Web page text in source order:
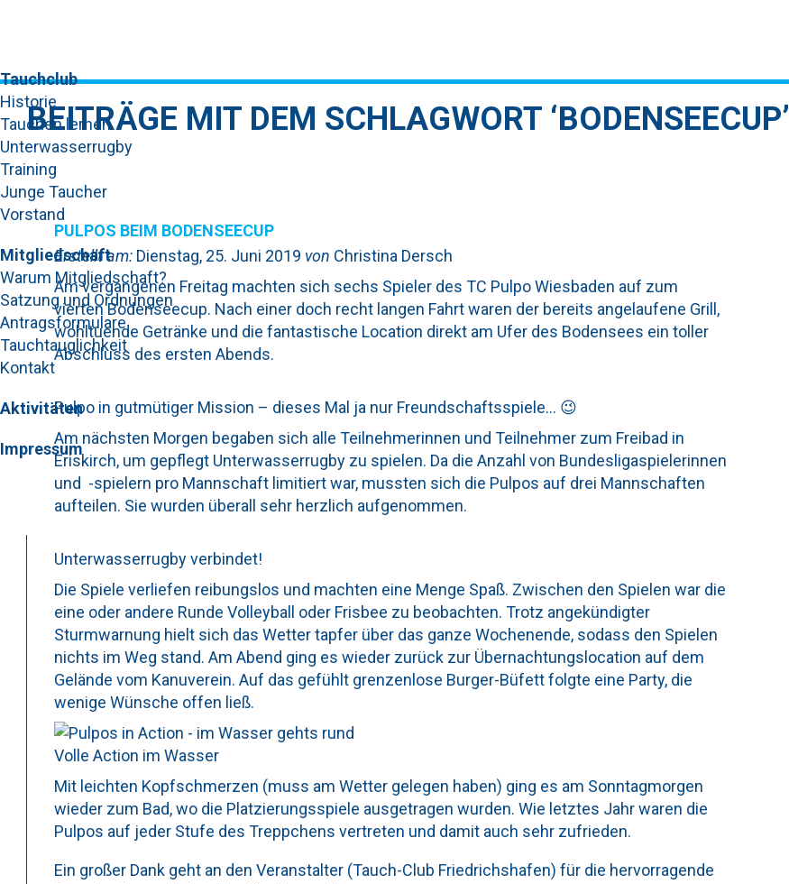
Tauchclub
Historie
Tauchen lernen
Unterwasserrugby
Training
Junge Taucher
Vorstand
Mitgliedschaft
Warum Mitgliedschaft?
Satzung und Ordnungen
Antragsformulare
Tauchtauglichkeit
Kontakt
Aktivitäten
Impressum
BEITRÄGE MIT DEM SCHLAGWORT ‘BODENSEECUP’
PULPOS BEIM BODENSEECUP
Erstellt am: Dienstag, 25. Juni 2019 von Christina Dersch
Am vergangenen Freitag machten sich sechs Spieler des TC Pulpo Wiesbaden auf zum
vierten Bodenseecup. Nach einer doch recht langen Fahrt waren der bereits angelaufene Grill,
wohltuende Getränke und die fantastische Location direkt am Ufer des Bodensees ein toller
Abschluss des ersten Abends.
Pulpo in gutmütiger Mission – dieses Mal ja nur Freundschaftsspiele… 😉
Am nächsten Morgen begaben sich alle Teilnehmerinnen und Teilnehmer zum Freibad in
Eriskirch, um gepflegt Unterwasserrugby zu spielen. Da die Anzahl von Bundesligaspielerinnen
und -spielern pro Mannschaft limitiert war, mussten sich die Pulpos auf drei Mannschaften
aufteilen. Sie wurden überall sehr herzlich aufgenommen.
Unterwasserrugby verbindet!
Die Spiele verliefen reibungslos und machten eine Menge Spaß. Zwischen den Spielen war die
eine oder andere Runde Volleyball oder Frisbee zu beobachten. Trotz angekündigter
Sturmwarnung hielt sich das Wetter tapfer über das ganze Wochenende, sodass den Spielen
nichts im Weg stand. Am Abend ging es wieder zurück zur Übernachtungslocation auf dem
Gelände vom Kanuverein. Auf das gefühlt grenzenlose Burger-Büfett folgte eine Party, die
wenige Wünsche offen ließ.
Volle Action im Wasser
Mit leichten Kopfschmerzen (muss am Wetter gelegen haben) ging es am Sonntagmorgen
wieder zum Bad, wo die Platzierungsspiele ausgetragen wurden. Wie letztes Jahr waren die
Pulpos auf jeder Stufe des Treppchens vertreten und damit auch sehr zufrieden.
Ein großer Dank geht an den Veranstalter (Tauch-Club Friedrichshafen) für die hervorragende